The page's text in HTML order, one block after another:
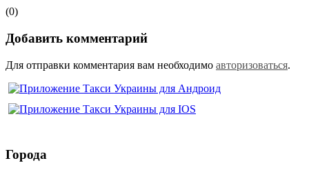
(0)
Добавить комментарий
Для отправки комментария вам необходимо авторизоваться.
Города